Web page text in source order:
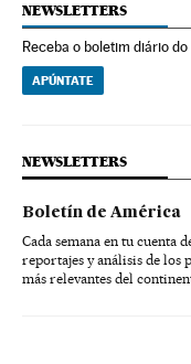
NEWSLETTERS
Receba o boletim diário do
APÚNTATE
NEWSLETTERS
Boletín de América
Cada semana en tu cuenta
reportajes y análisis de los
más relevantes del